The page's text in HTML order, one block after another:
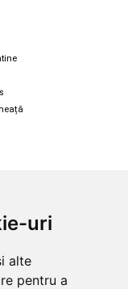
uri
alte
pentru a
snowboard
longboard